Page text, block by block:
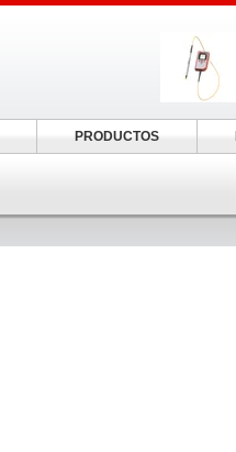
PRODUCTOS